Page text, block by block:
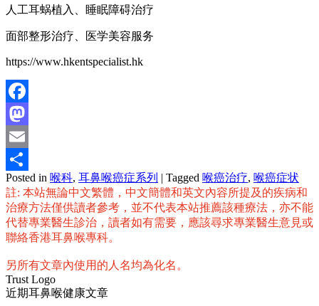
人工耳蜗植入、睡眠障碍治疗
面部整形治疗、医学美容服务
https://www.hkentspecialist.hk
Facebook
Mastodon
Email
分
享
Posted in 喉科, 耳鼻喉癌症系列 | Tagged 喉癌治疗, 喉癌症状
註: 本站無論中文繁體，中文簡體和英文內容所提及的疾病和
治療方法僅供讀者參考，並不代表本站推薦該種療法，亦不能
代替專業醫生診治，讀者如有需要，應該尋求專業醫生意見或
聯絡香港耳鼻喉專科。
另所有文章內使用的人名均為化名。
Trust Logo
近期耳鼻喉健康文章